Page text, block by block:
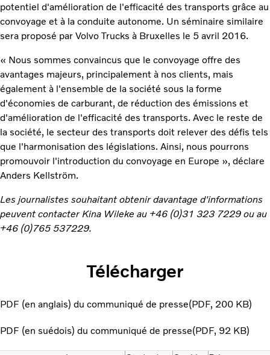
potentiel d'amélioration de l'efficacité des transports grâce au
convoyage et à la conduite autonome. Un séminaire similaire
sera proposé par Volvo Trucks à Bruxelles le 5 avril 2016.
« Nous sommes convaincus que le convoyage offre des
avantages majeurs, principalement à nos clients, mais
également à l'ensemble de la société sous la forme
d'économies de carburant, de réduction des émissions et
d'amélioration de l'efficacité des transports. Avec le reste de
la société, le secteur des transports doit relever des défis tels
que l'harmonisation des législations. Ainsi, nous pourrons
promouvoir l'introduction du convoyage en Europe », déclare
Anders Kellström.
Les journalistes souhaitant obtenir davantage d'informations
peuvent contacter Kina Wileke au +46 (0)31 323 7229 ou au
+46 (0)765 537229.
Télécharger
PDF (en anglais) du communiqué de presse PDF 200 KB
PDF (en suédois) du communiqué de presse PDF 92 KB